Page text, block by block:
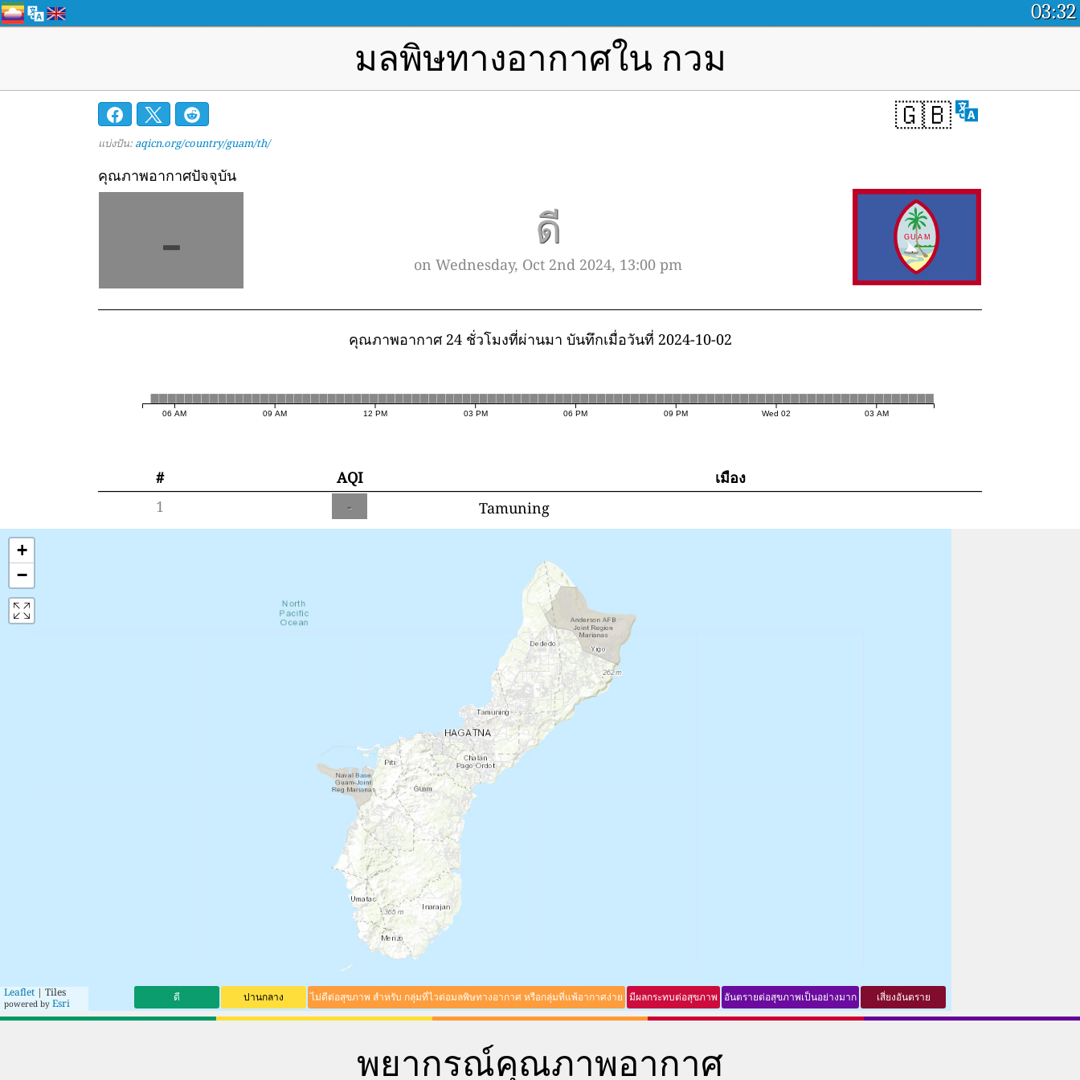
03:32
มลพิษทางอากาศใน กวม
🇬🇧
แบ่งปัน: aqicn.org/country/guam/th/
คุณภาพอากาศปัจจุบัน
- ดี
on Wednesday, Oct 2nd 2024, 13:00 pm
คุณภาพอากาศ 24 ชั่วโมงที่ผ่านมา บันทึกเมื่อวันที่ 2024-10-02
06 AM 09 AM 12 PM 03 PM 06 PM 09 PM Wed 02 03 AM
# AQI
เมือง
1
- Tamuning
+
−
Leaflet | Tiles
powered by Esri ดี ปานกลาง ไม่ดีต่อสุขภาพ สำหรับ กลุ่มที่ไวต่อมลพิษทางอากาศ หรือกลุ่มที่แพ้อากาศง่าย มีผลกระทบต่อสุขภาพ อันตรายต่อสุขภาพเป็นอย่างมาก เสี่ยงอันตราย
พยากรณ์คุณภาพอากาศ